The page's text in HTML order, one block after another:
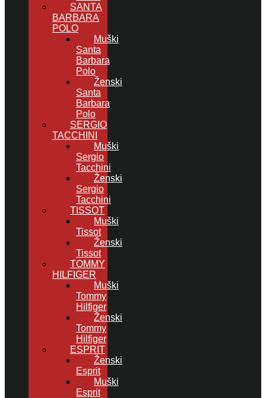
SANTA
BARBARA
POLO
Muški
Santa
Barbara
Polo
Ženski
Santa
Barbara
Polo
SERGIO
TACCHINI
Muški
Sergio
Tacchini
Ženski
Sergio
Tacchini
TISSOT
Muški
Tissot
Ženski
Tissot
TOMMY
HILFIGER
Muški
Tommy
Hilfiger
Ženski
Tommy
Hilfiger
ESPRIT
Ženski
Esprit
Muški
Esprit